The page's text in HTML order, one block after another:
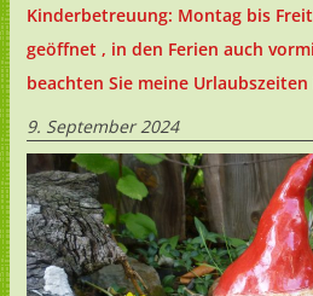
Kinderbetreuung: Montag bis
geöffnet , in den Ferien auch
beachten Sie meine
9. September 2024